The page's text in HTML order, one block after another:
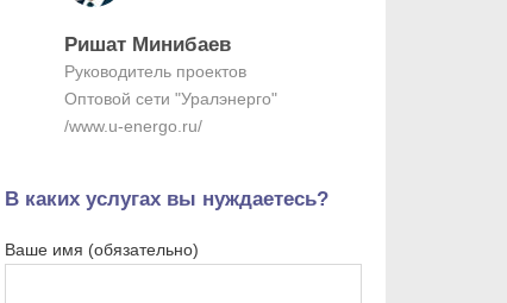
Ришат Минибаев
Руководитель проектов
Оптовой сети "Уралэнерго"
/www.u-energo.ru/
В каких услугах вы нуждаетесь?
Ваше имя (обязательно)